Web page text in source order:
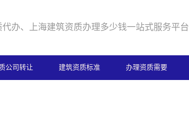
代办、上海建筑资质办理多少钱一站式服务平台
公司转让 建筑资质标准 办理资质需要